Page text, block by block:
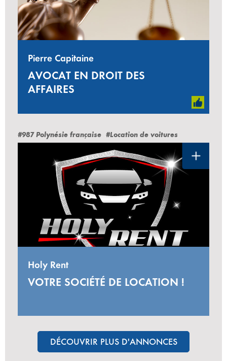
Pierre Capitaine
AVOCAT EN DROIT DES
AFFAIRES
#987 Polynésie française #Location de voitures
Holy Rent
VOTRE SOCIÉTÉ DE LOCATION !
DÉCOUVRIR PLUS D'ANNONCES